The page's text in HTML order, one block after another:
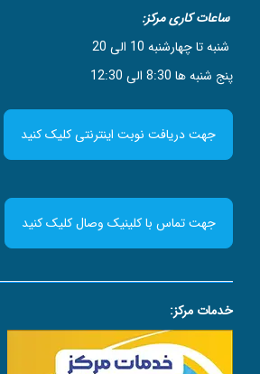
ساعات کاری مرکز:
شنبه تا چهارشنبه 10 الی 20
پنج شنبه ها 8:30 الی 12:30
جهت دریافت نوبت اینترنتی کلیک کنید
جهت تماس با کلینیک وصال کلیک کنید
خدمات مرکز: